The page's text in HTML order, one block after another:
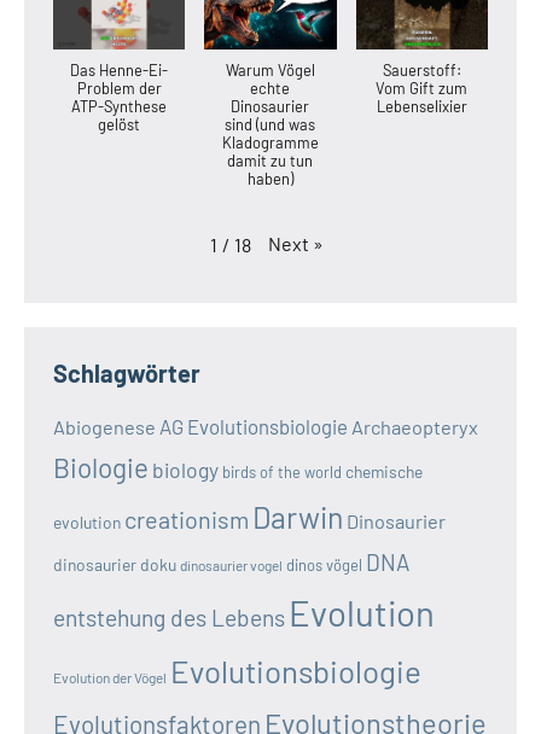
Das Henne-Ei-
Problem der
ATP-Synthese
gelöst
Warum Vögel
echte
Dinosaurier
sind (und was
Kladogramme
damit zu tun
haben)
Sauerstoff:
Vom Gift zum
Lebenselixier
1 / 18 Next »
Schlagwörter
Abiogenese AG Evolutionsbiologie Archaeopteryx
Biologie biology birds of the world chemische
evolution creationism Darwin Dinosaurier
dinosaurier doku dinosaurier vogel dinos vögel DNA
entstehung des Lebens Evolution
Evolution der Vögel Evolutionsbiologie
Evolutionsfaktoren Evolutionstheorie